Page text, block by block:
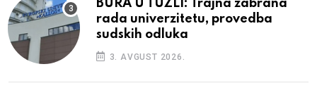
BURA U TUZLI: Trajna zabrana
rada univerzitetu, provedba
sudskih odluka
3. AVGUST 2026.